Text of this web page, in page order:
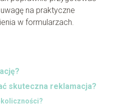
na praktyczne
w formularzach.
skuteczna reklamacja?